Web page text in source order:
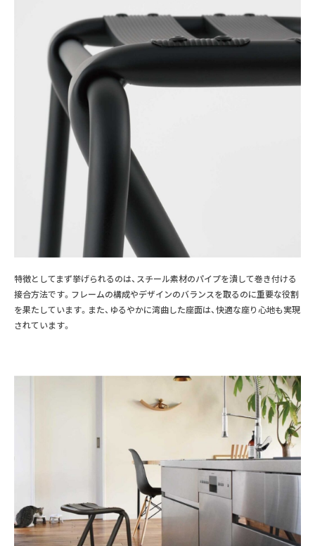
特徴としてまず挙げられるのは、スチール素材のパイプを潰して巻き付ける
接合方法です。フレームの構成やデザインのバランスを取るのに重要な役割
を果たしています。また、ゆるやかに湾曲した座面は、快適な座り心地も実現
されています。